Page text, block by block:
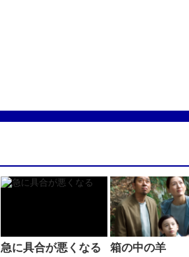
急に具合が悪くなる 箱の中の羊